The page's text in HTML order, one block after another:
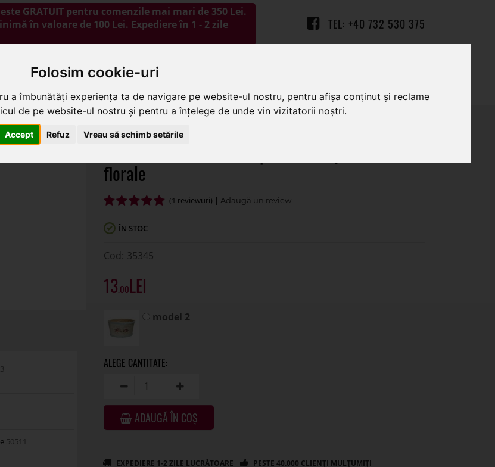
Folosim cookie-uri
a îmbunătăți experiența ta de navigare pe website-ul nostru, pentru afișa conținut și reclame
de pe website-ul nostru și pentru a înțelege de unde vin vizitatorii noștri.
Accept Refuz Vreau să schimb setările
GRATUIT pentru comenzile mai mari de 350 Lei.
în valoare de 100 Lei. Expediere în 1 - 2 zile
TEL: +40 732 530 375
pentru aranjamente florale
50511
florale
(1 reviewuri) |
ÎN STOC
35345
13.00
model 2
ADAUGĂ ÎN COȘ